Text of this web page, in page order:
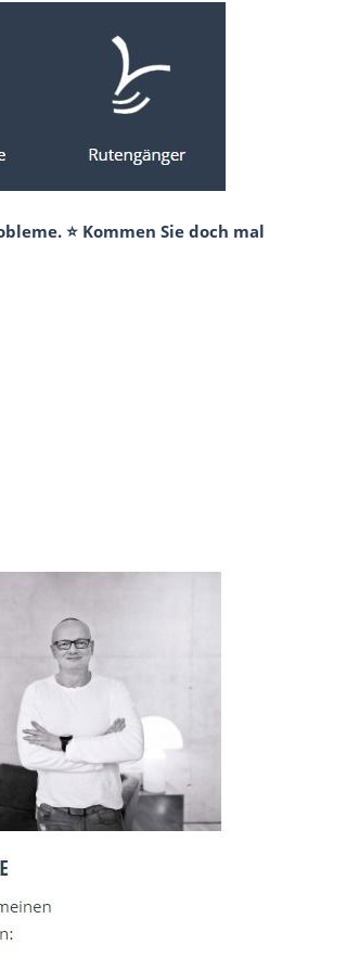
⭐ Kommen Sie doch mal